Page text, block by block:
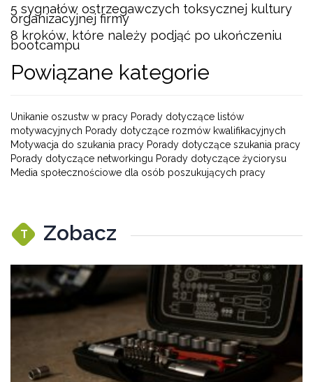
5 sygnałów ostrzegawczych toksycznej kultury
organizacyjnej firmy
8 kroków, które należy podjąć po ukończeniu
bootcampu
Powiązane kategorie
Unikanie oszustw w pracy Porady dotyczące listów
motywacyjnych Porady dotyczące rozmów kwalifikacyjnych
Motywacja do szukania pracy Porady dotyczące szukania pracy
Porady dotyczące networkingu Porady dotyczące życiorysu
Media społecznościowe dla osób poszukujących pracy
T Zobacz